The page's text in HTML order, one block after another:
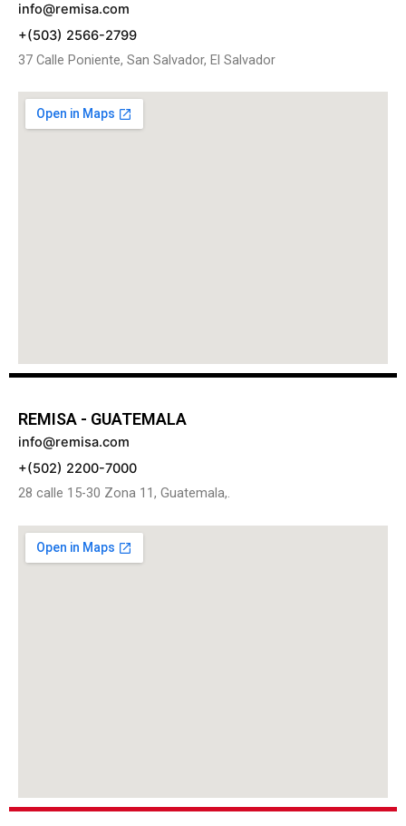
info@remisa.com
+(503) 2566-2799
37 Calle Poniente, San Salvador, El Salvador
REMISA - GUATEMALA
info@remisa.com
+(502) 2200-7000
28 calle 15-30 Zona 11, Guatemala,.